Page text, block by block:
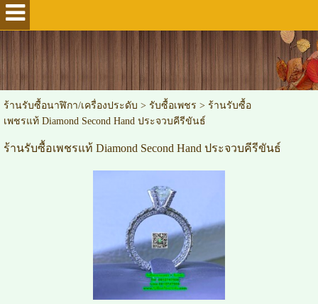
ร้านรับซื้อนาฬิกา/เครื่องประดับ > รับซื้อเพชร > ร้านรับซื้อ
เพชรแท้ Diamond Second Hand ประจวบคีรีขันธ์
ร้านรับซื้อเพชรแท้ Diamond Second Hand ประจวบคีรีขันธ์